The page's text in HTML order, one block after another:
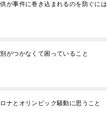
が事件に巻き込まれるのを防ぐには
別がつかなくて困っていること
ナとオリンピック騒動に思うこと